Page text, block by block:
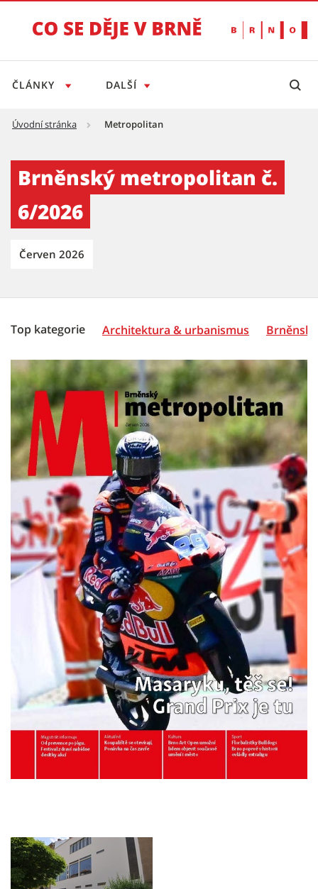
ČLÁNKY DALŠÍ
Úvodní stránka Metropolitan
Brněnský metropolitan č.
6/2026
Červen 2026
Top kategorie Architektura & urbanismus